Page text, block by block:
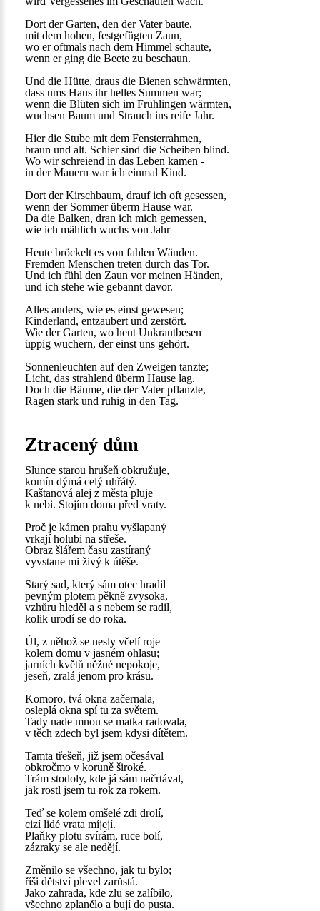
Dort der Garten, den der Vater baute,
mit dem hohen, festgefügten Zaun,
wo er oftmals nach dem Himmel schaute,
wenn er ging die Beete zu beschaun.
Und die Hütte, draus die Bienen schwärmten,
dass ums Haus ihr helles Summen war;
wenn die Blüten sich im Frühlingen wärmten,
wuchsen Baum und Strauch ins reife Jahr.
Hier die Stube mit dem Fensterrahmen,
braun und alt. Schier sind die Scheiben blind.
Wo wir schreiend in das Leben kamen -
in der Mauern war ich einmal Kind.
Dort der Kirschbaum, drauf ich oft gesessen,
wenn der Sommer überm Hause war.
Da die Balken, dran ich mich gemessen,
wie ich mählich wuchs von Jahr
Heute bröckelt es von fahlen Wänden.
Fremden Menschen treten durch das Tor.
Und ich fühl den Zaun vor meinen Händen,
und ich stehe wie gebannt davor.
Alles anders, wie es einst gewesen;
Kinderland, entzaubert und zerstört.
Wie der Garten, wo heut Unkrautbesen
üppig wuchern, der einst uns gehört.
Sonnenleuchten auf den Zweigen tanzte;
Licht, das strahlend überm Hause lag.
Doch die Bäume, die der Vater pflanzte,
Ragen stark und ruhig in den Tag.
Ztracený dům
Slunce starou hrušeň obkružuje,
komín dýmá celý uhřátý.
Kaštanová alej z města pluje
k nebi. Stojím doma před vraty.
Proč je kámen prahu vyšlapaný
vrkají holubi na střeše.
Obraz šlářem času zastíraný
vyvstane mi živý k útěše.
Starý sad, který sám otec hradil
pevným plotem pěkně zvysoka,
vzhůru hleděl a s nebem se radil,
kolik urodí se do roka.
Úl, z něhož se nesly včelí roje
kolem domu v jasném ohlasu;
jarních květů něžné nepokoje,
jeseň, zralá jenom pro krásu.
Komoro, tvá okna začernala,
osleplá okna spí tu za světem.
Tady nade mnou se matka radovala,
v těch zdech byl jsem kdysi dítětem.
Tamta třešeň, již jsem očesával
obkročmo v koruně široké.
Trám stodoly, kde já sám načrtával,
jak rostl jsem tu rok za rokem.
Teď se kolem omšelé zdi drolí,
cizí lidé vrata míjejí.
Plaňky plotu svírám, ruce bolí,
zázraky se ale nedějí.
Změnilo se všechno, jak tu bylo;
říši dětství plevel zarůstá.
Jako zahrada, kde zlu se zalíbilo,
všechno zplanělo a bují do pusta.